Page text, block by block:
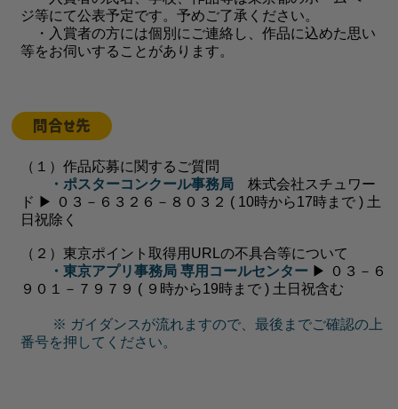
ジ等にて公表予定です。予めご了承ください。
・入賞者の方には個別にご連絡し、作品に込めた思い
等をお伺いすることがあります。
問合せ先
（１）作品応募に関するご質問
・ポスターコンクール事務局株式会社スチュワー
ド ▶ ０３－６３２６－８０３２ ( 10時から17時まで ) 土
日祝除く
（２）東京ポイント取得用URLの不具合等について
・東京アプリ事務局 専用コールセンター ▶ ０３－６
９０１－７９７９ ( ９時から19時まで ) 土日祝含む
※ ガイダンスが流れますので、最後までご確認の上
番号を押してください。